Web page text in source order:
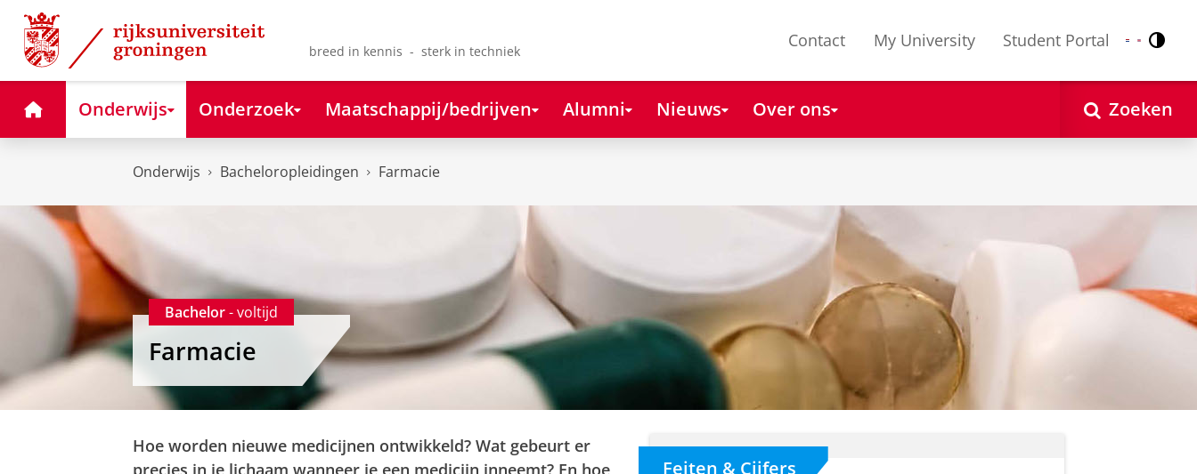
Skip
Content
Skip
Navigation
breed in kennis - sterk in techniek
Contact My University Student Portal Nederlands
English
HomeOnderwijs Onderzoek Maatschappij/bedrijven Alumni Nieuws Over ons Zoeken
Onderwijs Bacheloropleidingen Farmacie
Bachelor- voltijd
Farmacie
Hoe worden nieuwe medicijnen ontwikkeld? Wat gebeurt er
Feiten & Cijfers